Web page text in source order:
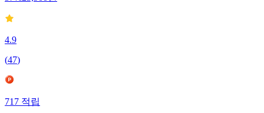
57%23,900원
4.9
(47)
717적립